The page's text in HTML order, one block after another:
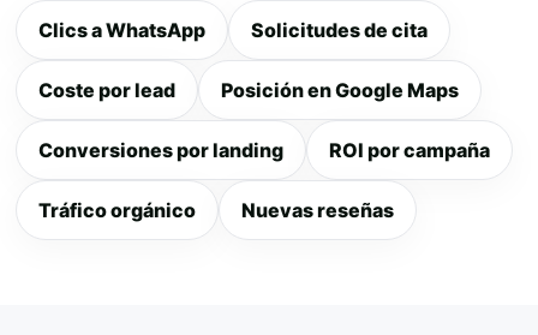
Clics a WhatsApp Solicitudes de cita
Coste por lead Posición en Google Maps
Conversiones por landing ROI por campaña
Tráfico orgánico Nuevas reseñas